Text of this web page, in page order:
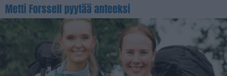
Metti Forssell pyytää anteeksi